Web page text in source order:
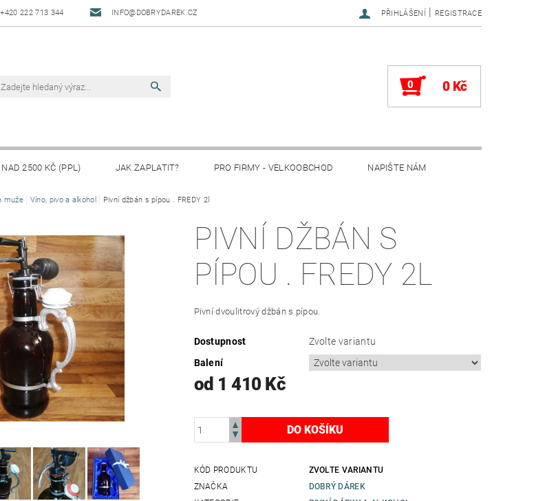
+420 222 713 344 INFO@DOBRYDAREK.CZ PŘIHLÁŠENÍ | REGISTRACE
0 0 Kč
2500 KČ (PPL) JAK ZAPLATIT? PRO FIRMY - VELKOOBCHOD NAPIŠTE NÁM
muže Víno, pivo a alkohol Pivní džbán s pípou . FREDY 2l
PIVNÍ DŽBÁN S
PÍPOU . FREDY 2L
Pivní dvoulitrový džbán s pípou.
Dostupnost
Zvolte variantu
Balení
od 1 410 Kč
KÓD PRODUKTU
ZVOLTE VARIANTU
ZNAČKA
DOBRÝ DÁREK